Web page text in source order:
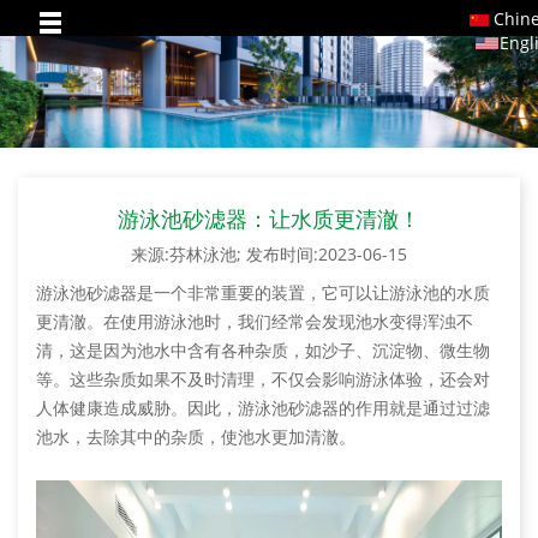
游泳池砂滤器：让水质更清澈！
来源:芬林泳池; 发布时间:2023-06-15
游泳池砂滤器是一个非常重要的装置，它可以让游泳池的水质
更清澈。在使用游泳池时，我们经常会发现池水变得浑浊不
清，这是因为池水中含有各种杂质，如沙子、沉淀物、微生物
等。这些杂质如果不及时清理，不仅会影响游泳体验，还会对
人体健康造成威胁。因此，游泳池砂滤器的作用就是通过过滤
池水，去除其中的杂质，使池水更加清澈。